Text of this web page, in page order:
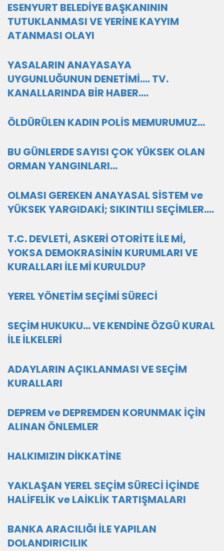
ESENYURT BELEDİYE BAŞKANININ
TUTUKLANMASI VE YERİNE KAYYIM
ATANMASI OLAYI
YASALARIN ANAYASAYA
UYGUNLUĞUNUN DENETİMİ.... TV.
KANALLARINDA BİR HABER....
ÖLDÜRÜLEN KADIN POLİS MEMURUMUZ...
BU GÜNLERDE SAYISI ÇOK YÜKSEK OLAN
ORMAN YANGINLARI...
OLMASI GEREKEN ANAYASAL SİSTEM ve
YÜKSEK YARGIDAKİ; SIKINTILI SEÇİMLER....
T.C. DEVLETİ, ASKERİ OTORİTE İLE Mİ,
YOKSA DEMOKRASİNİN KURUMLARI VE
KURALLARI İLE Mİ KURULDU?
YEREL YÖNETİM SEÇİMİ SÜRECİ
SEÇİM HUKUKU... VE KENDİNE ÖZGÜ KURAL
İLE İLKELERİ
ADAYLARIN AÇIKLANMASI VE SEÇİM
KURALLARI
DEPREM ve DEPREMDEN KORUNMAK İÇİN
ALINAN ÖNLEMLER
HALKIMIZIN DİKKATİNE
YAKLAŞAN YEREL SEÇİM SÜRECİ İÇİNDE
HALİFELİK ve LAİKLİK TARTIŞMALARI
BANKA ARACILIĞI İLE YAPILAN
DOLANDIRICILIK